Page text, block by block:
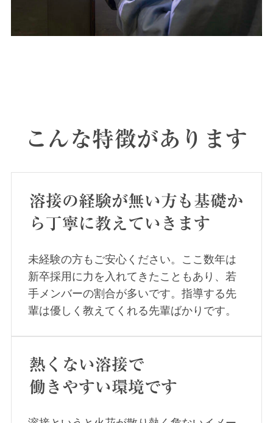
こんな特徴があります
溶接の経験が無い方も基礎か
ら丁寧に教えていきます
未経験の方もご安心ください。ここ数年は
新卒採用に力を入れてきたこともあり、若
手メンバーの割合が多いです。指導する先
輩は優しく教えてくれる先輩ばかりです。
熱くない溶接で
働きやすい環境です